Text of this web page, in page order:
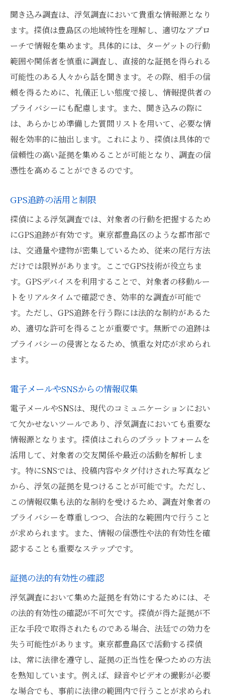
聞き込み調査は、浮気調査において貴重な情報源となり
ます。探偵は豊島区の地域特性を理解し、適切なアプロ
ーチで情報を集めます。具体的には、ターゲットの行動
範囲や関係者を慎重に調査し、直接的な証拠を得られる
可能性のある人々から話を聞きます。その際、相手の信
頼を得るために、礼儀正しい態度で接し、情報提供者の
プライバシーにも配慮します。また、聞き込みの際に
は、あらかじめ準備した質問リストを用いて、必要な情
報を効率的に抽出します。これにより、探偵は具体的で
信頼性の高い証拠を集めることが可能となり、調査の信
憑性を高めることができるのです。
GPS追跡の活用と制限
探偵による浮気調査では、対象者の行動を把握するため
にGPS追跡が有効です。東京都豊島区のような都市部で
は、交通量や建物が密集しているため、従来の尾行方法
だけでは限界があります。ここでGPS技術が役立ちま
す。GPSデバイスを利用することで、対象者の移動ルー
トをリアルタイムで確認でき、効率的な調査が可能で
す。ただし、GPS追跡を行う際には法的な制約があるた
め、適切な許可を得ることが重要です。無断での追跡は
プライバシーの侵害となるため、慎重な対応が求められ
ます。
電子メールやSNSからの情報収集
電子メールやSNSは、現代のコミュニケーションにおい
て欠かせないツールであり、浮気調査においても重要な
情報源となります。探偵はこれらのプラットフォームを
活用して、対象者の交友関係や最近の活動を解析しま
す。特にSNSでは、投稿内容やタグ付けされた写真など
から、浮気の証拠を見つけることが可能です。ただし、
この情報収集も法的な制約を受けるため、調査対象者の
プライバシーを尊重しつつ、合法的な範囲内で行うこと
が求められます。また、情報の信憑性や法的有効性を確
認することも重要なステップです。
証拠の法的有効性の確認
浮気調査において集めた証拠を有効にするためには、そ
の法的有効性の確認が不可欠です。探偵が得た証拠が不
正な手段で取得されたものである場合、法廷での効力を
失う可能性があります。東京都豊島区で活動する探偵
は、常に法律を遵守し、証拠の正当性を保つための方法
を熟知しています。例えば、録音やビデオの撮影が必要
な場合でも、事前に法律の範囲内で行うことが求められ